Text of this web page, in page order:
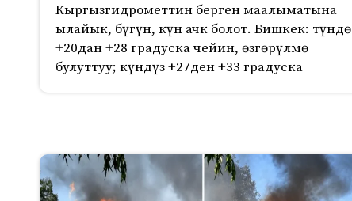
Кыргызгидрометтин берген маалыматына
ылайык, бүгүн, күн ачк болот. Бишкек: түндө
+20дан +28 градуска чейин, өзгөрүлмө
булуттуу; күндүз +27ден +33 градуска